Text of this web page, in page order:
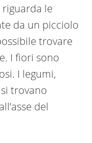
le
da un picciolo
trovare
I fiori sono
I legumi,
trovano
del